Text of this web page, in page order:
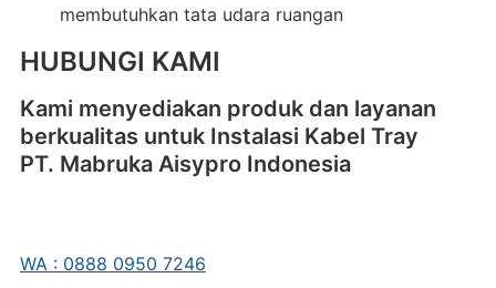
membutuhkan tata udara ruangan
HUBUNGI KAMI
Kami menyediakan produk dan layanan
berkualitas untuk Instalasi Kabel Tray
PT. Mabruka Aisypro Indonesia
WA : 0888 0950 7246